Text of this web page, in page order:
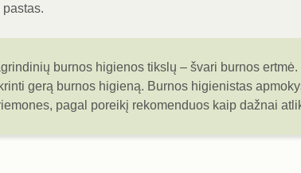
burnos higienos tikslų – švari burnos
gerą burnos higieną. Burnos higienistas
pagal poreikį rekomenduos kaip dažnai